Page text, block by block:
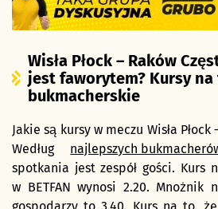
Wisła Płock – Raków
jest faworytem? Kursy
bukmacherskie
Jakie są kursy w meczu Wisła
Według najlepszych
spotkania jest zespół gości. Kurs
w BETFAN wynosi 2.20. Mnożnik